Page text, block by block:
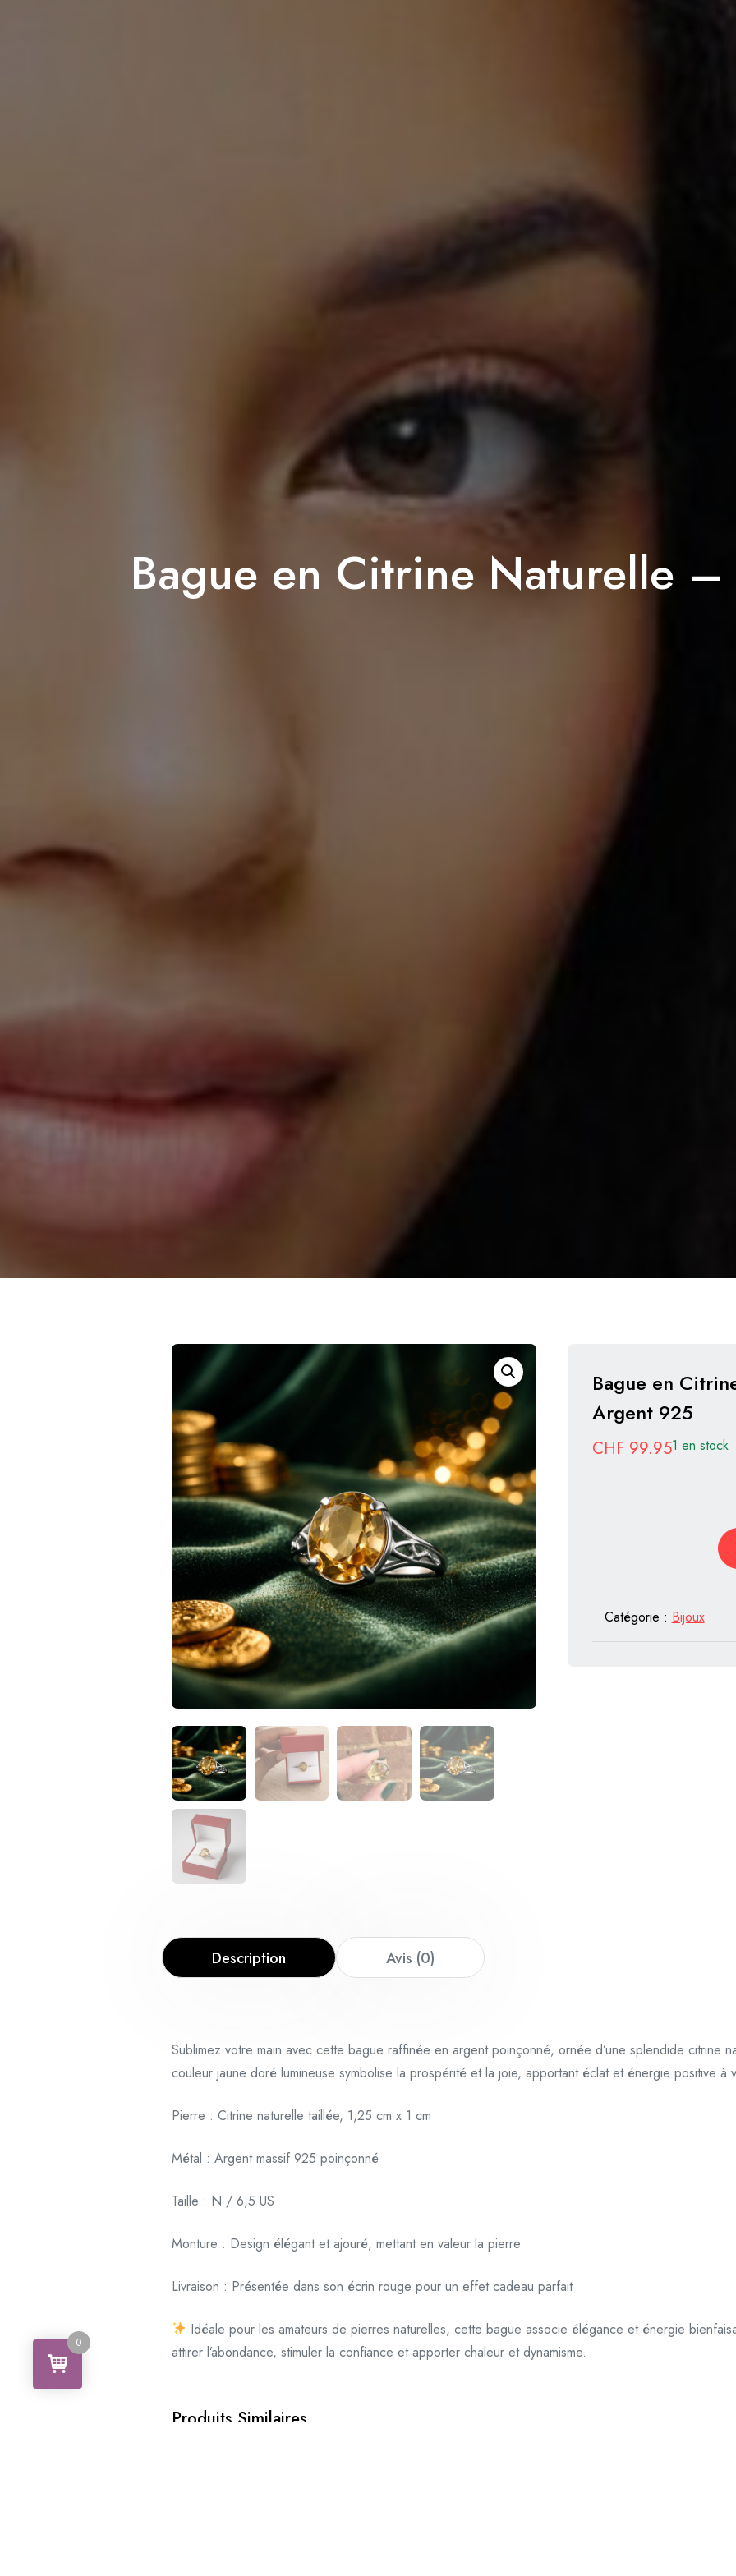
Bague en Citrine Naturelle
Bague en
Argent 925
CHF 99.951 en stock
Catégorie : Bijoux
Description Avis (0)
Sublimez votre main avec cette bague raffinée en argent poinçonné, ornée d’une splendide citrine
couleur jaune doré lumineuse symbolise la prospérité et la joie, apportant éclat et énergie positive à
Pierre : Citrine naturelle taillée, 1,25 cm x 1 cm
Métal : Argent massif 925 poinçonné
Taille : N / 6,5 US
Monture : Design élégant et ajouré, mettant en valeur la pierre
Livraison : Présentée dans son écrin rouge pour un effet cadeau parfait
Idéale pour les amateurs de pierres naturelles, cette bague associe élégance et énergie
attirer l’abondance, stimuler la confiance et apporter chaleur et dynamisme.
Produits Similaires
0